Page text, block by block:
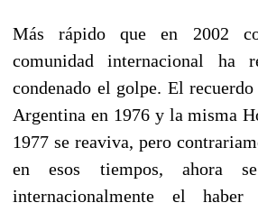
Más rápido que en 2002
comunidad internacional ha
condenado el golpe. El
Argentina en 1976 y la misma
1977 se reaviva, pero
en esos tiempos, ahora
internacionalmente el